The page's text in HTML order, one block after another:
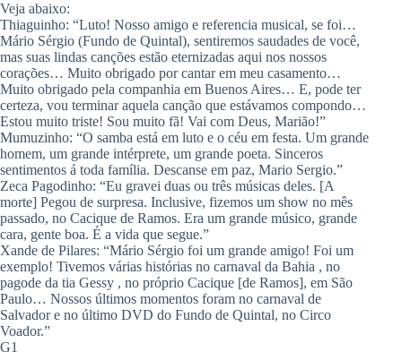
Veja abaixo:
Thiaguinho: “Luto! Nosso amigo e referencia musical, se foi…
Mário Sérgio (Fundo de Quintal), sentiremos saudades de você,
mas suas lindas canções estão eternizadas aqui nos nossos
corações… Muito obrigado por cantar em meu casamento…
Muito obrigado pela companhia em Buenos Aires… E, pode ter
certeza, vou terminar aquela canção que estávamos compondo…
Estou muito triste! Sou muito fã! Vai com Deus, Marião!”
Mumuzinho: “O samba está em luto e o céu em festa. Um grande
homem, um grande intérprete, um grande poeta. Sinceros
sentimentos á toda família. Descanse em paz, Mario Sergio.”
Zeca Pagodinho: “Eu gravei duas ou três músicas deles. [A
morte] Pegou de surpresa. Inclusive, fizemos um show no mês
passado, no Cacique de Ramos. Era um grande músico, grande
cara, gente boa. É a vida que segue.”
Xande de Pilares: “Mário Sérgio foi um grande amigo! Foi um
exemplo! Tivemos várias histórias no carnaval da Bahia , no
pagode da tia Gessy , no próprio Cacique [de Ramos], em São
Paulo… Nossos últimos momentos foram no carnaval de
Salvador e no último DVD do Fundo de Quintal, no Circo
Voador.”
G1